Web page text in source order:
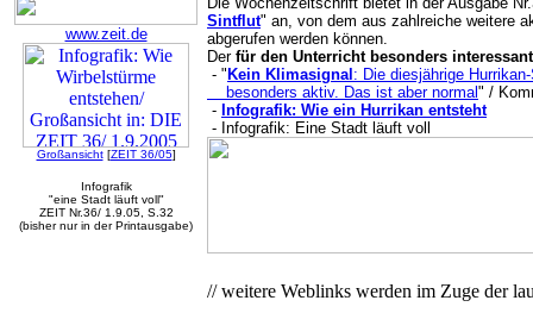
www.zeit.de
Großansicht[ZEIT 36/05]
Infografik
"eine Stadt läuft voll"
ZEIT Nr.36/ 1.9.05, S.32
(bisher nur in der Printausgabe)
Sintflut" an, von dem aus zahlreiche weitere
abgerufen werden können.
Der für den Unterricht besonders interessant
- " Kein Klimasignal : Die diesjährige
besonders aktiv. Das ist aber normal" /
- Infografik: Wie ein Hurrikan entsteht
- Infografik: Eine Stadt läuft voll
// weitere Weblinks werden im Zuge der